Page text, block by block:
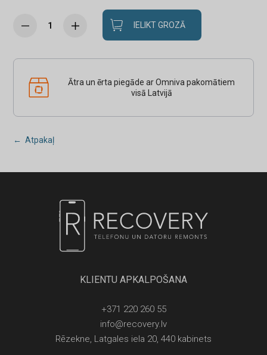
IELIKT GROZĀ
Ātra un ērta piegāde ar Omniva pakomātiem
visā Latvijā
← Atpakaļ
KLIENTU APKALPOŠANA
+371 220 260 55
info@recovery.lv
Rēzekne, Latgales iela 20, 440 kabinets